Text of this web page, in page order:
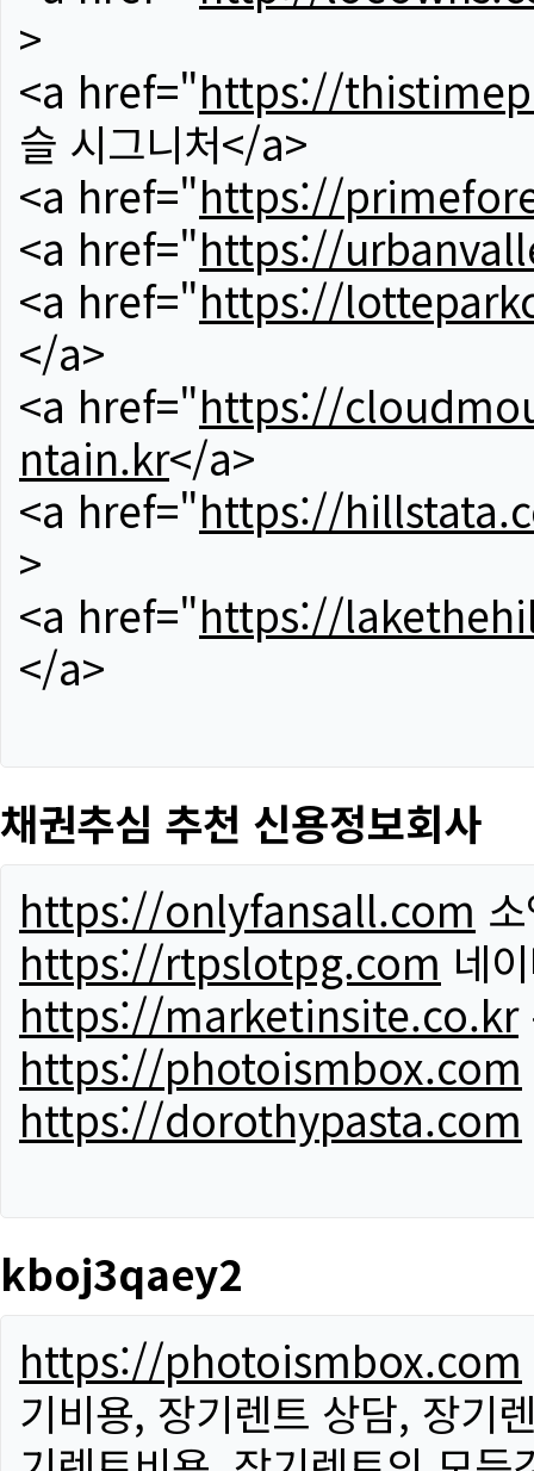
>
<a href="https://
슬 시그니처</a>
<a href="https://
<a href="https://
<a href="https://
</a>
<a href="https://
ntain.kr</a>
<a href="https://
>
<a href="https://
</a>
채권추심 추천 신용정보회사
https://onlyfansall.com
https://rtpslotpg.com 네
https://marketinsite.co.kr
https://photoismbox.com
https://dorothypasta.com
kboj3qaey2
https://photoismbox.com
기비용, 장기렌트 상담, 장기